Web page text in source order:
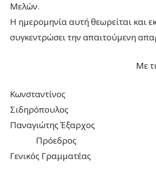
Μελών.
Η ημερομηνία αυτή θεωρείται και
συγκεντρώσει την απαιτούμενη
Με
Κωνσταντίνος
Παναγιώτης Έξαρχος
Γενικός Γραμματέας